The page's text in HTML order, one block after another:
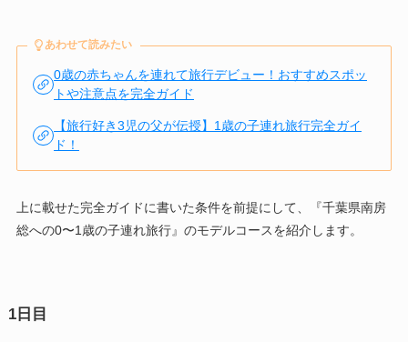
あわせて読みたい
0歳の赤ちゃんを連れて旅行デビュー！おすすめスポッ
トや注意点を完全ガイド
【旅行好き3児の父が伝授】1歳の子連れ旅行完全ガイ
ド！
上に載せた完全ガイドに書いた条件を前提にして、『千葉県南房
総への0〜1歳の子連れ旅行』のモデルコースを紹介します。
1日目